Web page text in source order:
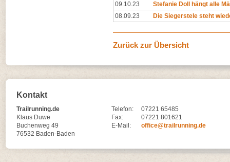
09.10.23
Stefanie Doll hängt alle
08.09.23
Die Siegerstele steht
Zurück zur Übersicht
Kontakt
Trailrunning.de
Klaus Duwe
Buchenweg 49
76532 Baden-Baden
Telefon:
07221 65485
Fax:
07221 801621
E-Mail:
office@trailrunning.de